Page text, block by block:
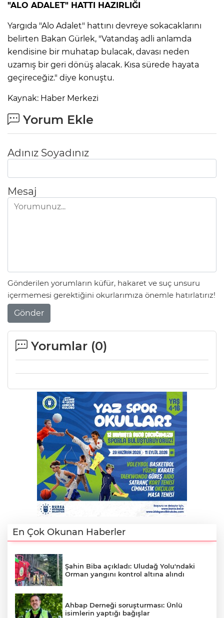
"ALO ADALET" HATTI HAZIRLIĞI
Yargıda "Alo Adalet" hattını devreye sokacaklarını
belirten Bakan Gürlek, "Vatandaş adli anlamda
kendisine bir muhatap bulacak, davası neden
uzamış bir geri dönüş alacak. Kısa sürede hayata
geçireceğiz." diye konuştu.
Kaynak: Haber Merkezi
Yorum Ekle
Adınız Soyadınız
Mesaj
Gönderilen yorumların küfür, hakaret ve suç unsuru
içermemesi gerektiğini okurlarımıza önemle hatırlatırız!
Gönder
Yorumlar (0)
En Çok Okunan Haberler
Şahin Biba açıkladı: Uludağ Yolu'ndaki
Orman yangını kontrol altına alındı
Ahbap Derneği soruşturması: Ünlü
isimlerin yaptığı bağışlar